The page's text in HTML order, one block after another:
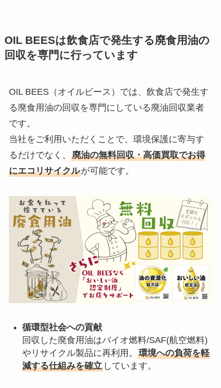
OIL BEESは飲食店で発生する廃食用油の
回収を専門に行っています
OIL BEES（オイルビース）では、飲食店で発生す
る廃食用油の回収を専門にしている廃油回収業者
です。
当社をご利用いただくことで、環境保護に寄与す
るだけでなく、 廃油の無料回収・高価買取でお得
にエコリサイクルが可能です。
循環型社会への貢献
回収した廃食用油はバイオ燃料/SAF(航空燃料)
やリサイクル製品に再利用。 環境への負荷を軽
減する仕組みを確立しています。